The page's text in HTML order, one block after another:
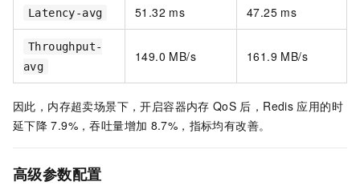
Latency-avg 51.32 ms 47.25 ms
Throughput-
avg
149.0 MB/s 161.9 MB/s
因此，内存超卖场景下，开启容器内存 QoS 后，Redis 应用的时
延下降 7.9%，吞吐量增加 8.7%，指标均有改善。
高级参数配置